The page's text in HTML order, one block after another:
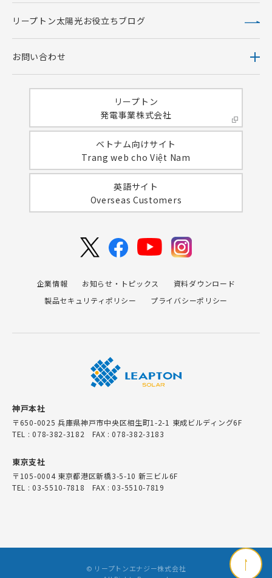
リープトン太陽光お役立ちブログ
お問い合わせ
リープトン
発電事業株式会社
ベトナム向けサイト
Trang web cho Việt Nam
英語サイト
Overseas Customers
企業情報 お知らせ・トピックス
資料ダウンロード
製品セキュリティポリシー
プライバシーポリシー
神戸本社
〒650-0025 兵庫県神戸市中央区相生町1-2-1 東成ビルディング6F
TEL : 078-382-3182 FAX : 078-382-3183
東京支社
〒105-0004 東京都港区新橋3-5-10 新三ビル6F
TEL : 03-5510-7818 FAX : 03-5510-7819
© リープトンエナジー株式会社